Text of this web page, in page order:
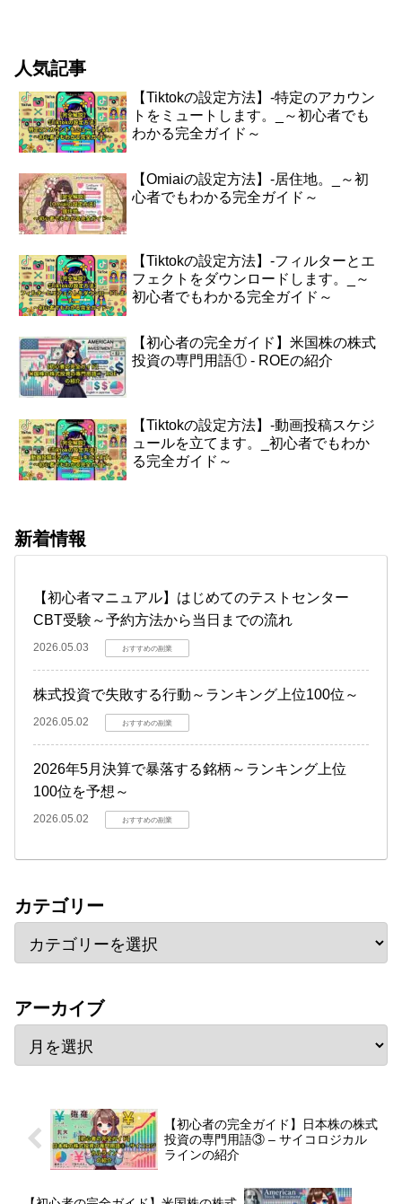
人気記事
【Tiktokの設定方法】-特定のアカウン
トをミュートします。_～初心者でも
わかる完全ガイド～
【Omiaiの設定方法】-居住地。_～初
心者でもわかる完全ガイド～
【Tiktokの設定方法】-フィルターとエ
フェクトをダウンロードします。_～
初心者でもわかる完全ガイド～
【初心者の完全ガイド】米国株の株式
投資の専門用語① - ROEの紹介
【Tiktokの設定方法】-動画投稿スケジ
ュールを立てます。_初心者でもわか
る完全ガイド～
新着情報
【初心者マニュアル】はじめてのテストセンター
CBT受験～予約方法から当日までの流れ
2026.05.03 おすすめの副業
株式投資で失敗する行動～ランキング上位100位～
2026.05.02 おすすめの副業
2026年5月決算で暴落する銘柄～ランキング上位
100位を予想～
2026.05.02 おすすめの副業
カテゴリー
アーカイブ
【初心者の完全ガイド】日本株の株式
投資の専門用語③ – サイコロジカル
ラインの紹介